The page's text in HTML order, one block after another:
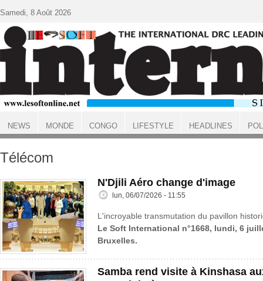
ACCUEIL
Télécom
N'Djili Aéro change d'image
lun, 06/07/2026 - 11:55
L'incroyable transmutation du pavillon
Le Soft International n°1668, lundi, 6
Bruxelles.
Samba rend visite à Kinshasa
Samedi, 8 Août 2026
NEWS MONDE CONGO LIFESTYLE HEADLINES